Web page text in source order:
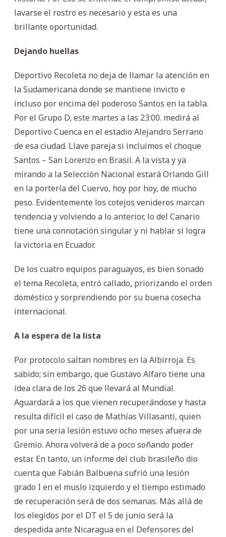
lavarse el rostro es necesario y esta es una
brillante oportunidad.
Dejando huellas
Deportivo Recoleta no deja de llamar la atención en
la Sudamericana donde se mantiene invicto e
incluso por encima del poderoso Santos en la tabla.
Por el Grupo D, este martes a las 23:00. medirá al
Deportivo Cuenca en el estadio Alejandro Serrano
de esa ciudad. Llave pareja si incluimos el choque
Santos – San Lorenzo en Brasil. A la vista y ya
mirando a la Selección Nacional estará Orlando Gill
en la portería del Cuervo, hoy por hoy, de mucho
peso. Evidentemente los cotejos venideros marcan
tendencia y volviendo a lo anterior, lo del Canario
tiene una connotación singular y ni hablar si logra
la victoria en Ecuador.
De los cuatro equipos paraguayos, es bien sonado
el tema Recoleta, entró callado, priorizando el orden
doméstico y sorprendiendo por su buena cosecha
internacional.
A la espera de la lista
Por protocolo saltan nombres en la Albirroja. Es
sabido; sin embargo, que Gustavo Alfaro tiene una
idea clara de los 26 que llevará al Mundial.
Aguardará a los que vienen recuperándose y hasta
resulta difícil el caso de Mathías Villasanti, quien
por una seria lesión estuvo ocho meses afuera de
Gremio. Ahora volverá de a poco soñando poder
estar. En tanto, un informe del club brasileño dio
cuenta que Fabián Balbuena sufrió una lesión
grado I en el muslo izquierdo y el tiempo estimado
de recuperación será de dos semanas. Más allá de
los elegidos por el DT el 5 de junio será la
despedida ante Nicaragua en el Defensores del